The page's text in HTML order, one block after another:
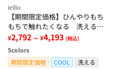
iellio
【期間限定価格】ひんやりもち
もちで触れたくなる 洗えるラ
グ＜低反発・滑りにくい・接触
冷感・防ダニ・カーペット＞
¥2,792 ～ ¥4,193 (税込)
5colors
期間限定価格
COOL
洗える